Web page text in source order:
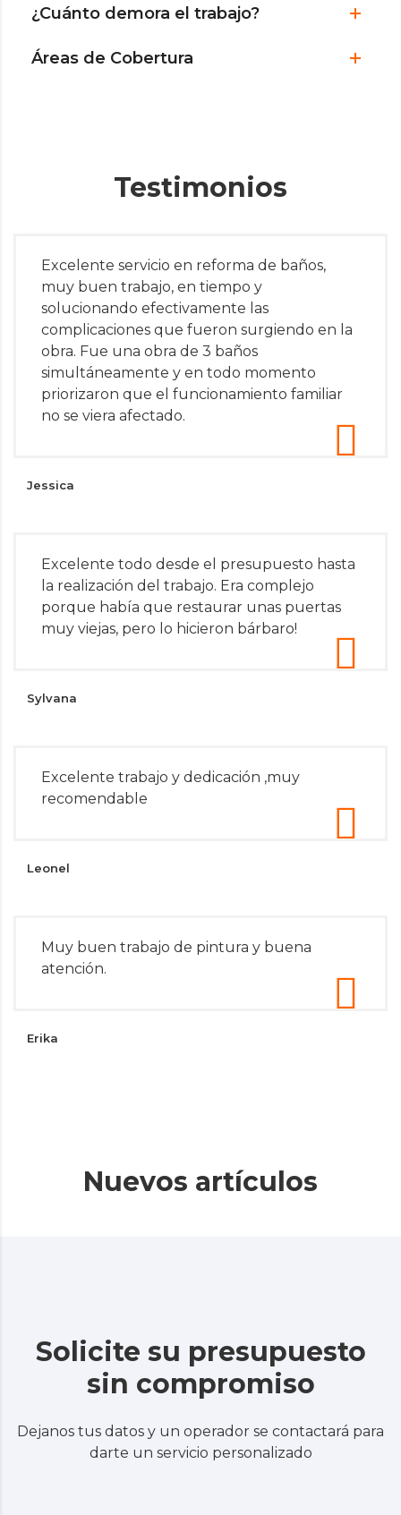
¿Cuánto demora el trabajo?
Áreas de Cobertura
Testimonios
Excelente servicio en reforma de baños,
muy buen trabajo, en tiempo y
solucionando efectivamente las
complicaciones que fueron surgiendo en la
obra. Fue una obra de 3 baños
simultáneamente y en todo momento
priorizaron que el funcionamiento familiar
no se viera afectado.
Jessica
Excelente todo desde el presupuesto hasta
la realización del trabajo. Era complejo
porque había que restaurar unas puertas
muy viejas, pero lo hicieron bárbaro!
Sylvana
Excelente trabajo y dedicación ,muy
recomendable
Leonel
Muy buen trabajo de pintura y buena
atención.
Erika
Nuevos artículos
Solicite su presupuesto
sin compromiso
Dejanos tus datos y un operador se contactará para
darte un servicio personalizado